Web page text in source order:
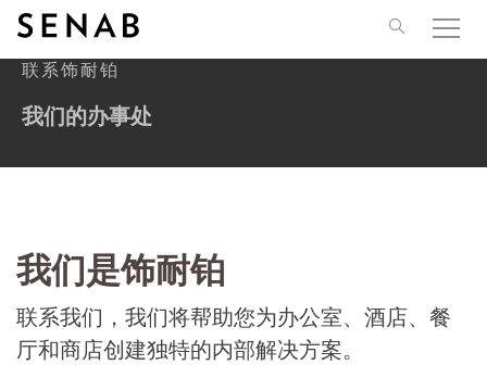
Skip to content
联系饰耐铂
我们的办事处
我们是饰耐铂
联系我们，我们将帮助您为办公室、酒店、餐
厅和商店创建独特的内部解决方案。